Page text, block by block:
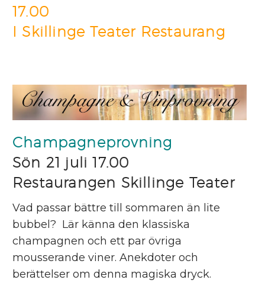
17.00
I Skillinge Teater Restaurang
Champagneprovning
Sön 21 juli 17.00
Restaurangen Skillinge Teater
Vad passar bättre till sommaren än lite
bubbel? Lär känna den klassiska
champagnen och ett par övriga
mousserande viner. Anekdoter och
berättelser om denna magiska dryck.